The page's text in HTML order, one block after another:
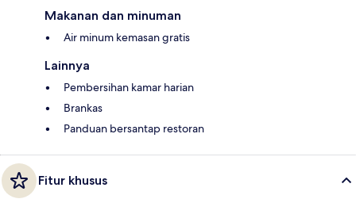
Makanan dan minuman
Air minum kemasan gratis
Lainnya
Pembersihan kamar harian
Brankas
Panduan bersantap restoran
Fitur khusus